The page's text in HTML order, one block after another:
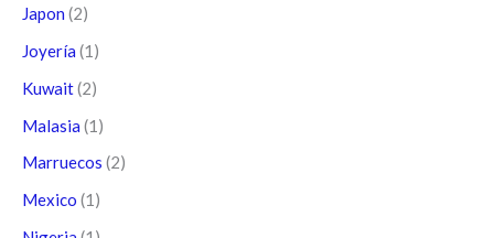
Japon (2)
Joyería (1)
Kuwait(2)
Malasia (1)
Marruecos (2)
Mexico (1)